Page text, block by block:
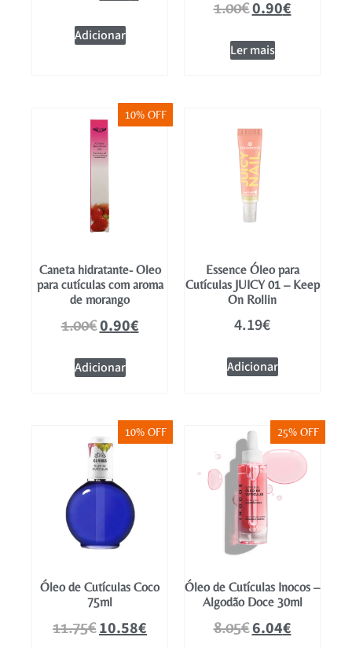
Adicionar
1.00€0.90€
Ler mais
10% OFF
Caneta hidratante- Oleo
para cutículas com aroma
de morango
1.00€0.90€
Adicionar
Essence Óleo para
Cutículas JUICY 01 – Keep
On Rollin
4.19€
Adicionar
10% OFF
Óleo de Cutículas Coco
75ml
11.75€10.58€
25% OFF
Óleo de Cutículas Inocos –
Algodão Doce 30ml
8.05€6.04€